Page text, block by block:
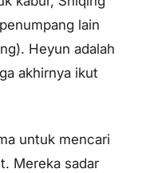
lain
Heyun adalah
akhirnya ikut
untuk mencari
Mereka sadar